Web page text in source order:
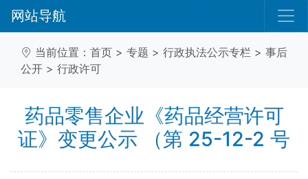
网站导航
当前位置： 首页 > 专题 > 行政执法公示专栏 > 事后
公开 > 行政许可
药品零售企业《药品经营许可
证》变更公示 （第 25-12-2 号